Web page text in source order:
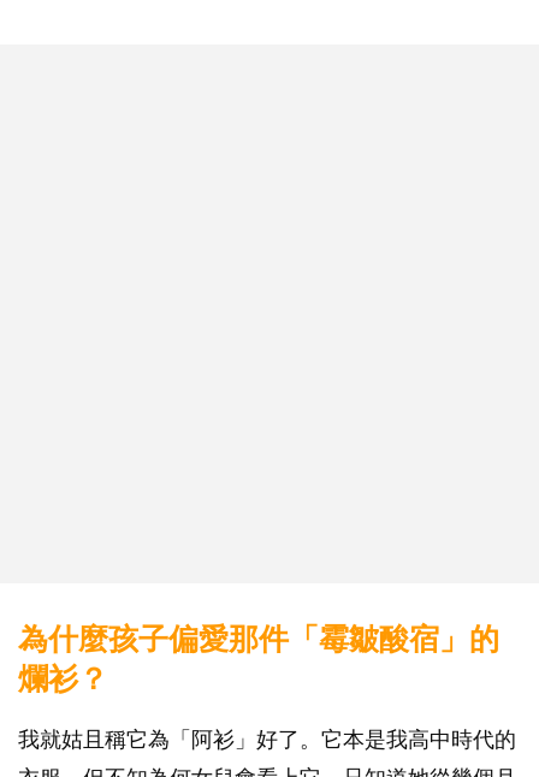
為什麼孩子偏愛那件「霉皺酸宿」的
爛衫？
我就姑且稱它為「阿衫」好了。它本是我高中時代的